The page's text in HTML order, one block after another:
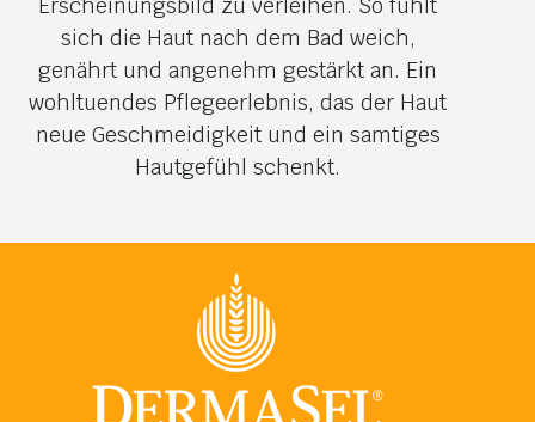
sich die Haut nach dem Bad weich,
genährt und angenehm gestärkt an. Ein
wohltuendes Pflege­erlebnis, das der Haut
neue Geschmeidigkeit und ein samtiges
Hautgefühl schenkt.